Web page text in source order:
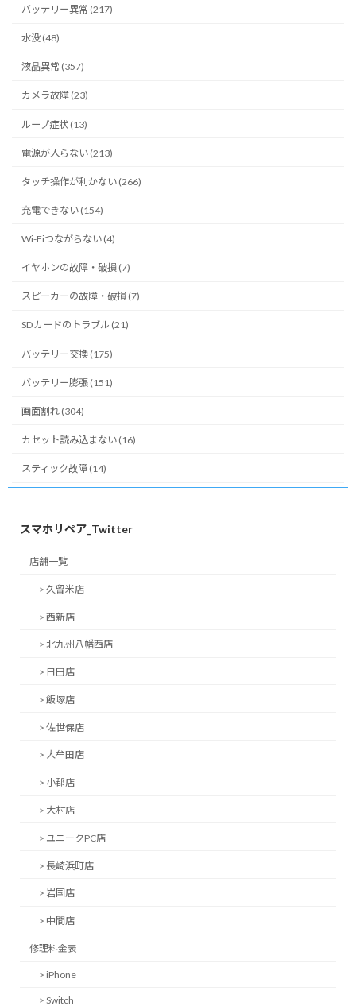
バッテリー異常 (217)
水没 (48)
液晶異常 (357)
カメラ故障 (23)
ループ症状 (13)
電源が入らない (213)
タッチ操作が利かない (266)
充電できない (154)
Wi-Fiつながらない (4)
イヤホンの故障・破損 (7)
スピーカーの故障・破損 (7)
SDカードのトラブル (21)
バッテリー交換 (175)
バッテリー膨張 (151)
画面割れ (304)
カセット読み込まない (16)
スティック故障 (14)
スマホリペア_Twitter
店舗一覧
> 久留米店
> 西新店
> 北九州八幡西店
> 日田店
> 飯塚店
> 佐世保店
> 大牟田店
> 小郡店
> 大村店
> ユニークPC店
> 長崎浜町店
> 岩国店
> 中間店
修理料金表
> iPhone
> Switch